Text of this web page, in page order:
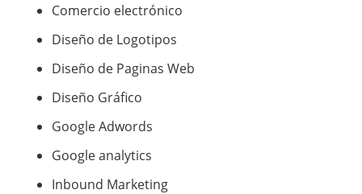
Comercio electrónico
Diseño de Logotipos
Diseño de Paginas Web
Diseño Gráfico
Google Adwords
Google analytics
Inbound Marketing